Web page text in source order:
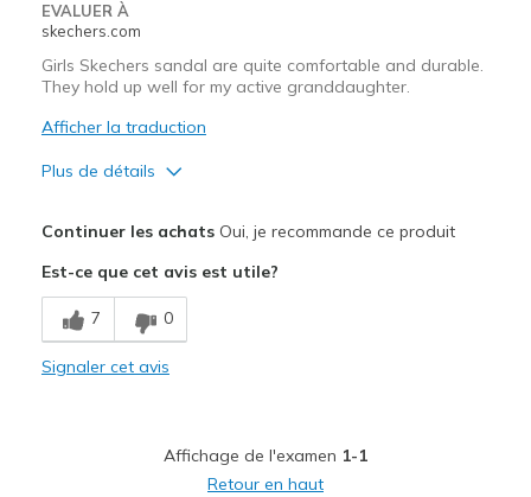
EVALUER À
skechers.com
Girls Skechers sandal are quite comfortable and durable.
They hold up well for my active granddaughter.
Afficher la traduction
Plus de détails
Comfortable
Durable
Feels half size too small
Continuer les achatsOui, je recommande ce produit
Est-ce que cet avis est utile?
7 0
Signaler cet avis
Affichage de l'examen 1-1
Retour en haut